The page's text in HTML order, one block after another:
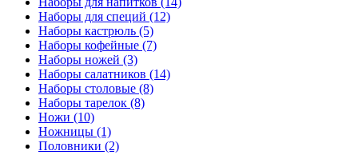
Наборы для специй (12)
Наборы кастрюль (5)
Наборы кофейные (7)
Наборы ножей (3)
Наборы салатников (14)
Наборы столовые (8)
Наборы тарелок (8)
Ножи (10)
Ножницы (1)
Половники (2)